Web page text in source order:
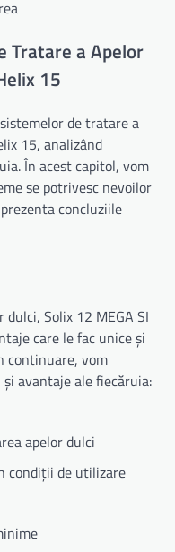
Tratare a Apelor
15
de tratare a
15, analizând
În acest capitol, vom
se potrivesc nevoilor
concluziile
Solix 12 MEGA SI
care le fac unice și
continuare, vom
avantaje ale fiecăruia:
apelor dulci
condiții de utilizare